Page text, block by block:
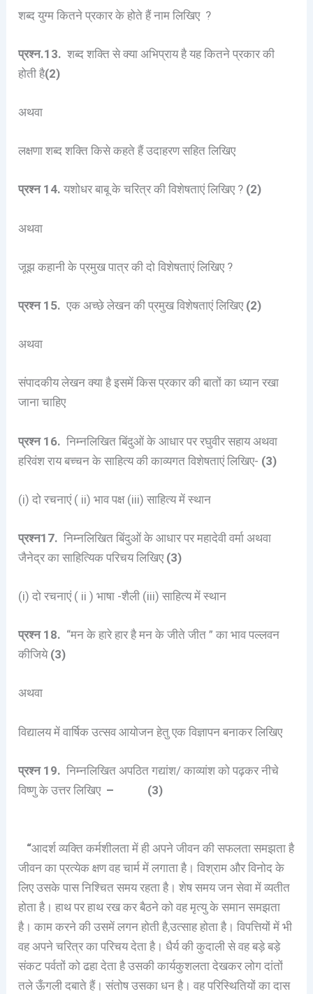
शब्द युग्म कितने प्रकार के होते हैं नाम लिखिए ?
प्रश्न.13. शब्द शक्ति से क्या अभिप्राय है यह कितने प्रकार की
होती है(2)
अथवा
लक्षणा शब्द शक्ति किसे कहते हैं उदाहरण सहित लिखिए
प्रश्न 14. यशोधर बाबू के चरित्र की विशेषताएं लिखिए ? (2)
अथवा
जूझ कहानी के प्रमुख पात्र की दो विशेषताएं लिखिए ?
प्रश्न 15.एक अच्छे लेखन की प्रमुख विशेषताएं लिखिए (2)
अथवा
संपादकीय लेखन क्या है इसमें किस प्रकार की बातों का ध्यान रखा
जाना चाहिए
प्रश्न 16. निम्नलिखित बिंदुओं के आधार पर रघुवीर सहाय अथवा
हरिवंश राय बच्चन के साहित्य की काव्यगत विशेषताएं लिखिए- (3)
(i) दो रचनाएं ( ii) भाव पक्ष (iii) साहित्य में स्थान
प्रश्न17. निम्नलिखित बिंदुओं के आधार पर महादेवी वर्मा अथवा
जैनेद्र का साहित्यिक परिचय लिखिए (3)
(i) दो रचनाएं ( ii ) भाषा -शैली (iii) साहित्य में स्थान
प्रश्न 18. “मन के हारे हार है मन के जीते जीत ” का भाव पल्लवन
कीजिये (3)
अथवा
विद्यालय में वार्षिक उत्सव आयोजन हेतु एक विज्ञापन बनाकर लिखिए
प्रश्न 19.निम्नलिखित अपठित गद्यांश/ काव्यांश को पढ़कर नीचे
विष्णु के उत्तर लिखिए– (3)
“आदर्श व्यक्ति कर्मशीलता में ही अपने जीवन की सफलता समझता है
जीवन का प्रत्येक क्षण वह चार्म में लगाता है। विश्राम और विनोद के
लिए उसके पास निश्चित समय रहता है। शेष समय जन सेवा में व्यतीत
होता है। हाथ पर हाथ रख कर बैठने को वह मृत्यु के समान समझता
है। काम करने की उसमें लगन होती है,उत्साह होता है। विपत्तियों में भी
वह अपने चरित्र का परिचय देता है। धैर्य की कुदाली से वह बड़े बड़े
संकट पर्वतों को ढहा देता है उसकी कार्यकुशलता देखकर लोग दांतों
तले ऊँगली दबाते हैं। संतोष उसका धन है। वह परिस्थितियों का दास